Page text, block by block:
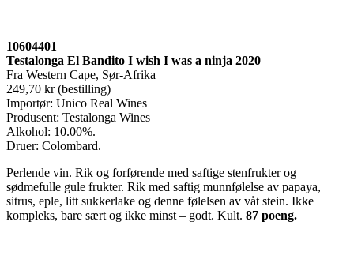
10604401
Testalonga El Bandito I wish I was a ninja 2020
Fra Western Cape, Sør-Afrika
249,70 kr (bestilling)
Importør: Unico Real Wines
Produsent: Testalonga Wines
Alkohol: 10.00%.
Druer: Colombard.
Perlende vin. Rik og forførende med saftige stenfrukter og
sødmefulle gule frukter. Rik med saftig munnfølelse av papaya,
sitrus, eple, litt sukkerlake og denne følelsen av våt stein. Ikke
kompleks, bare sært og ikke minst – godt. Kult. 87 poeng.